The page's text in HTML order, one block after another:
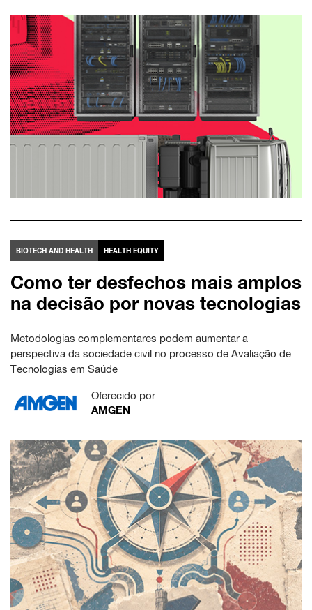
BIOTECH AND HEALTH HEALTH EQUITY
Como ter desfechos mais amplos
na decisão por novas tecnologias
Metodologias complementares podem aumentar a
perspectiva da sociedade civil no processo de Avaliação de
Tecnologias em Saúde
Oferecido por
AMGEN